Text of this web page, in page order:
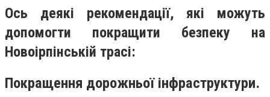
Ось деякі рекомендації, які можуть
допомогти покращити безпеку на
Новоірпінській трасі:
Покращення дорожньої інфраструктури.